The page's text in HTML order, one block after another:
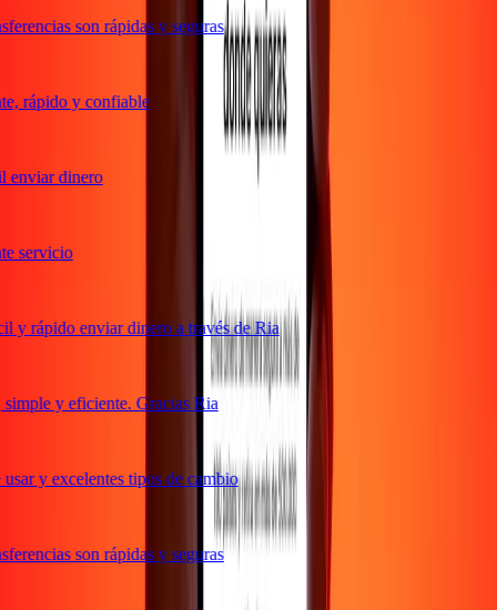
son rápidas y seguras
rápido y confiable
dinero
servicio
rápido enviar dinero a través de Ria
y eficiente. Gracias Ria
y excelentes tipos de cambio
son rápidas y seguras